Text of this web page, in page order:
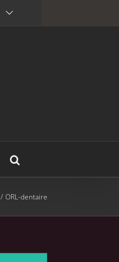
ORL-dentaire